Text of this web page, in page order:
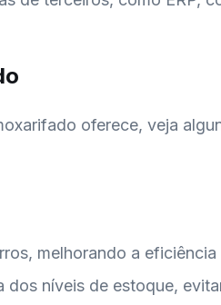
oferece, veja
melhorando a
níveis de estoque,